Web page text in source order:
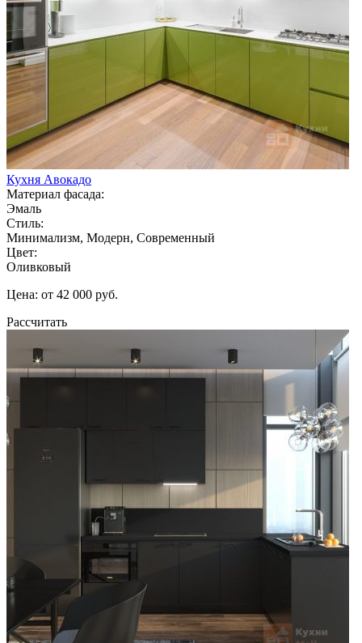
Кухня Авокадо
Материал фасада:
Эмаль
Стиль:
Минимализм, Модерн, Современный
Цвет:
Оливковый
Цена: от 42 000 руб.
Рассчитать